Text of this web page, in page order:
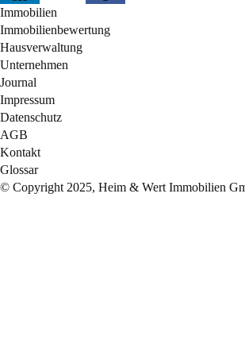
Immobilien
Immobilienbewertung
Hausverwaltung
Unternehmen
Journal
Impressum
Datenschutz
AGB
Kontakt
Glossar
© Copyright 2025, Heim & Wert Immobilien